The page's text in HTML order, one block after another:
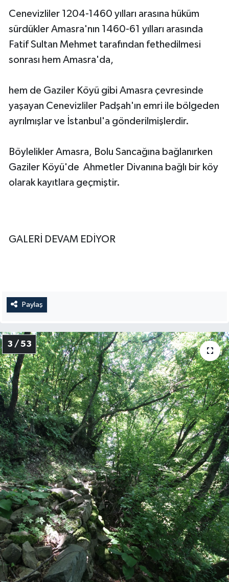
Cenevizliler 1204-1460 yılları arasına hüküm
sürdükler Amasra'nın 1460-61 yılları arasında
Fatif Sultan Mehmet tarafından fethedilmesi
sonrası hem Amasra'da,
hem de Gaziler Köyü gibi Amasra çevresinde
yaşayan Cenevizliler Padşah'ın emri ile bölgeden
ayrılmışlar ve İstanbul'a gönderilmişlerdir.
Böylelikler Amasra, Bolu Sancağına bağlanırken
Gaziler Köyü'de Ahmetler Divanına bağlı bir köy
olarak kayıtlara geçmiştir.
GALERİ DEVAM EDİYOR
Paylaş
3 / 53